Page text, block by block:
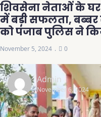
शिवसेना नेताओं के
में बड़ी सफलता,
को पंजाब पुलिस ने
November 5, 2024 0
Admin
November 6, 2024